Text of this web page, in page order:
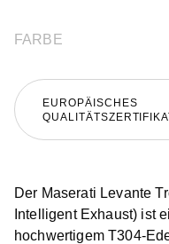
FARBE
EUROPÄISCHES
Der Maserati Levante
Intelligent Exhaust) ist
hochwertigem T304-